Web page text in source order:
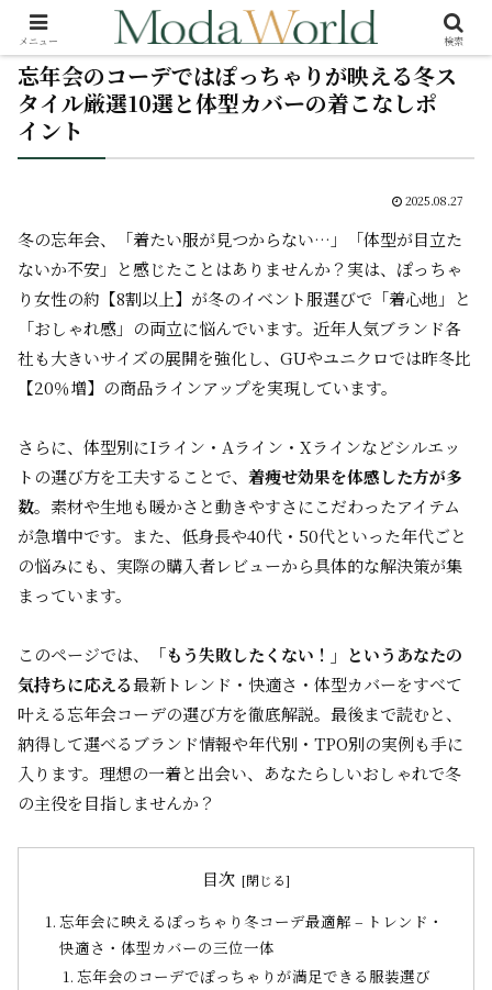
忘年会のコーデではぽっちゃりが映える冬ス
タイル厳選10選と体型カバーの着こなしポ
イント
2025.08.27
冬の忘年会、「着たい服が見つからない…」「体型が目立た
ないか不安」と感じたことはありませんか？実は、ぽっちゃ
り女性の約【8割以上】が冬のイベント服選びで「着心地」と
「おしゃれ感」の両立に悩んでいます。近年人気ブランド各
社も大きいサイズの展開を強化し、GUやユニクロでは昨冬比
【20％増】の商品ラインアップを実現しています。
さらに、体型別にIライン・Aライン・Xラインなどシルエッ
トの選び方を工夫することで、 着痩せ効果を体感した方が多
数。素材や生地も暖かさと動きやすさにこだわったアイテム
が急増中です。また、低身長や40代・50代といった年代ごと
の悩みにも、実際の購入者レビューから具体的な解決策が集
まっています。
このページでは、
「もう失敗したくない！」というあなたの
気持ちに応える最新トレンド・快適さ・体型カバーをすべて
叶える忘年会コーデの選び方を徹底解説。最後まで読むと、
納得して選べるブランド情報や年代別・TPO別の実例も手に
入ります。理想の一着と出会い、あなたらしいおしゃれで冬
の主役を目指しませんか？
目次
忘年会に映えるぽっちゃり冬コーデ最適解 – トレンド・
快適さ・体型カバーの三位一体
忘年会のコーデでぽっちゃりが満足できる服装選び
メニュー 検索